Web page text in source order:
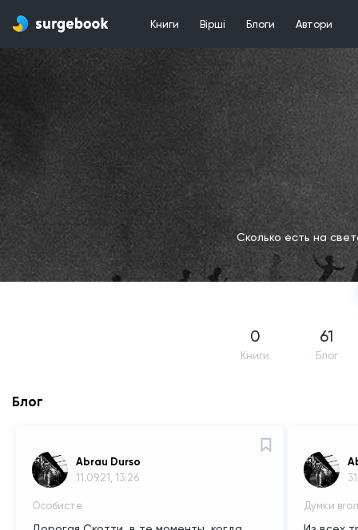
Книги Вірші Блоги Автори
Сколько есть на
0
Книги
61
Блог
Блог
Abrau Durso
11.09.21, 13:26
Особисте Думки